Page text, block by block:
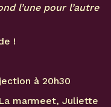
l’une pour l’autre
!
à 20h30
marmeet, Juliette